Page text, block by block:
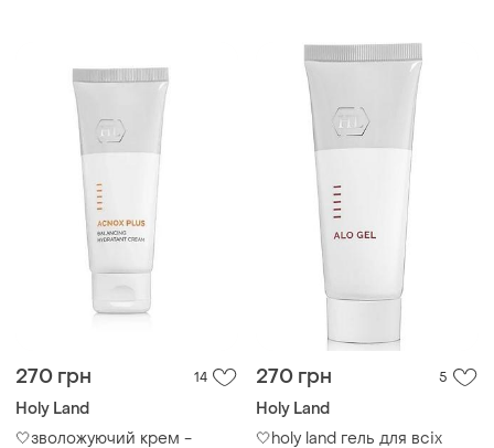
270 грн 14
Holy Land
🤍зволожуючий крем -
270 грн 5
Holy Land
🤍holy land гель для всіх